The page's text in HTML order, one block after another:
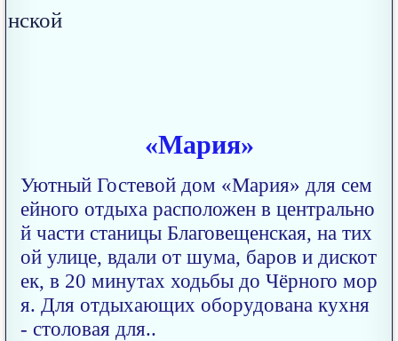
«Мария»
Уютный Гостевой дом «Мария» для сем
ейного отдыха расположен в центрально
й части станицы Благовещенская, на тих
ой улице, вдали от шума, баров и дискот
ек, в 20 минутах ходьбы до Чёрного мор
я. Для отдыхающих оборудована кухня
- столовая для..